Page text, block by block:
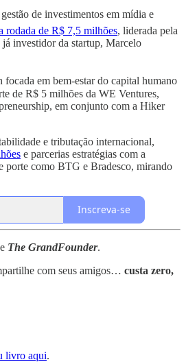
de investimentos em mídia e
rodada de R$ 7,5 milhões, liderada pela
investidor da startup, Marcelo
focada em bem-estar do capital humano
de R$ 5 milhões da WE Ventures,
em conjunto com a Hiker
e tributação internacional,
e parcerias estratégias com a
porte como BTG e Bradesco, mirando
Inscreva-se
The GrandFounder.
com seus amigos… custa zero,
livro aqui.